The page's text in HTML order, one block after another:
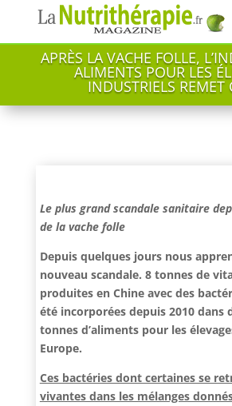
APRÈS LA VACHE FOLLE,
ALIMENTS POUR LES
INDUSTRIELS REMET
Le plus grand scandale sanitaire
de la vache folle
Depuis quelques jours nous
nouveau scandale. 8 tonnes de
produites en Chine avec des
été incorporées depuis 2010 dans
tonnes d’aliments pour les
Europe.
Ces bactéries dont certaines se
vivantes dans les mélanges